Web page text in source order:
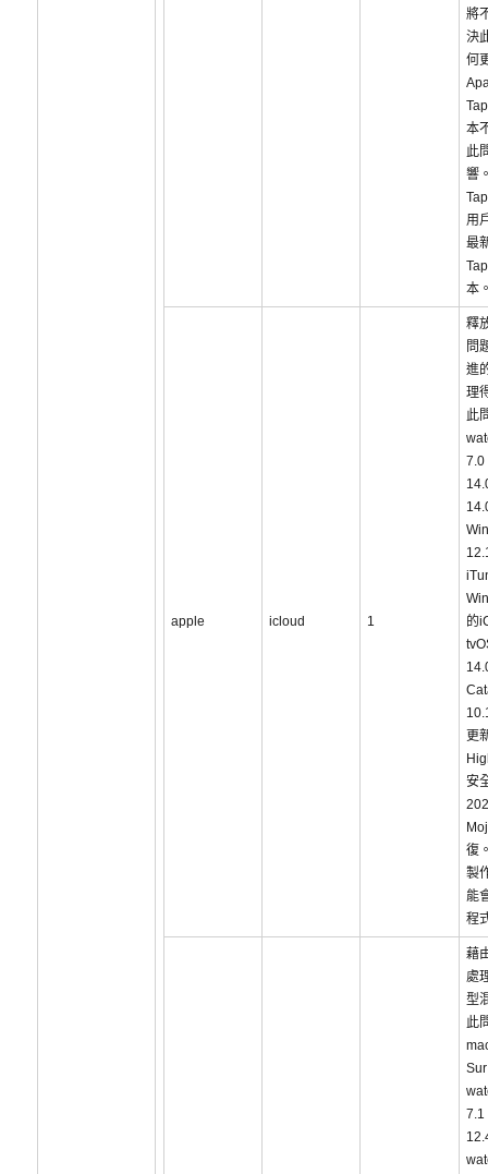
將
決
何
本
此
響
用
最
本
apple icloud 1
釋
問
進
理
此
7.0
的
更
安
復
製
能
程
藉
處
型
此
7.1